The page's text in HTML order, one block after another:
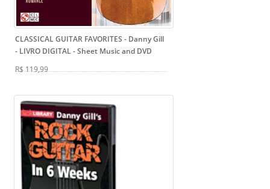
CLASSICAL GUITAR FAVORITES - Danny Gill
- LIVRO DIGITAL- Sheet Music and DVD
R$ 119,99